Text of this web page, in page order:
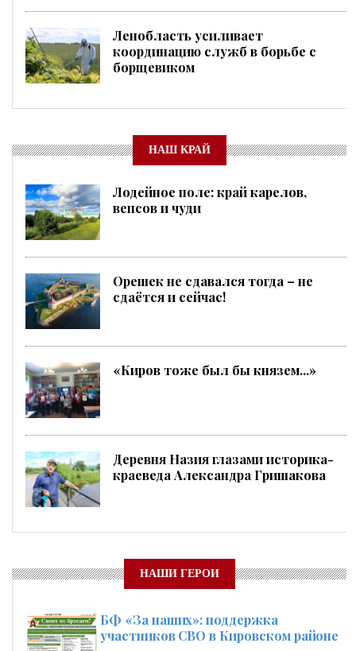
Ленобласть усиливает
координацию служб в борьбе с
борщевиком
НАШ КРАЙ
Лодейное поле: край карелов,
вепсов и чуди
Орешек не сдавался тогда – не
сдаётся и сейчас!
«Киров тоже был бы князем...»
Деревня Назия глазами историка-
краеведа Александра Гришакова
НАШИ ГЕРОИ
БФ «За наших»: поддержка
участников СВО в Кировском районе